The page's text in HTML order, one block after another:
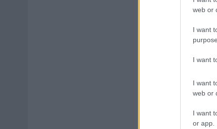
web or
I want
I want
I want
web or
I want
or app.